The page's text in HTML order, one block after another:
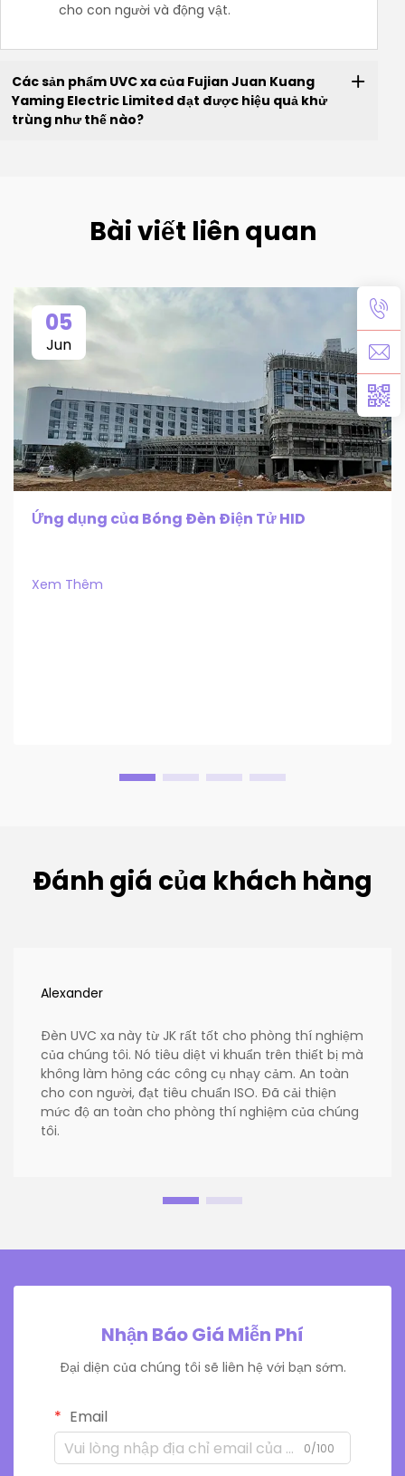
cho con người và động vật.
Các sản phẩm UVC xa của Fujian Juan Kuang
Yaming Electric Limited đạt được hiệu quả khử
trùng như thế nào?
Bài viết liên quan
05
Jun
Ứng dụng của Bóng Đèn Điện Tử HID
Xem Thêm
Đánh giá của khách hàng
Alexander
Đèn UVC xa này từ JK rất tốt cho phòng thí nghiệm
của chúng tôi. Nó tiêu diệt vi khuẩn trên thiết bị mà
không làm hỏng các công cụ nhạy cảm. An toàn
cho con người, đạt tiêu chuẩn ISO. Đã cải thiện
mức độ an toàn cho phòng thí nghiệm của chúng
tôi.
Nhận Báo Giá Miễn Phí
Đại diện của chúng tôi sẽ liên hệ với bạn sớm.
Email
0/100